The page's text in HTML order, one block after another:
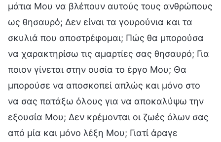
μάτια Μου να βλέπουν αυτούς τους ανθρώπους
ως θησαυρό; Δεν είναι τα γουρούνια και τα
σκυλιά που αποστρέφομαι; Πώς θα μπορούσα
να χαρακτηρίσω τις αμαρτίες σας θησαυρό; Για
ποιον γίνεται στην ουσία το έργο Μου; Θα
μπορούσε να αποσκοπεί απλώς και μόνο στο
να σας πατάξω όλους για να αποκαλύψω την
εξουσία Μου; Δεν κρέμονται οι ζωές όλων σας
από μία και μόνο λέξη Μου; Γιατί άραγε